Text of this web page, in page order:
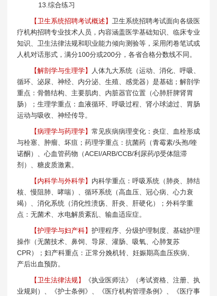
13.综合练习
【卫生系统招聘考试概述】 卫生系统招聘考试面向各级医
疗机构招聘专业技术人员，内容涵盖医学基础知识、临床专业
知识、卫生法律法规和职业能力倾向测验等，采用闭卷笔试或
人机对话形式，满分100分或200分，各省合格分数线不同。
【解剖学与生理学】
人体九大系统（运动、消化、呼吸、
循环、泌尿、神经、内分泌、生殖、感觉器）是基础；解剖学
重点：骨骼结构、主要肌肉、内脏器官位置（心肺肝脾肾胃
肠）；生理学重点：血液循环、呼吸过程、肾小球滤过、胃肠
运动与吸收、神经传导。
【病理学与药理学】 常见疾病病理变化：炎症、血栓形成
与栓塞、肿瘤、坏疽；药理学重点：抗菌药（青霉素/头孢/喹
诺酮）、心血管药物（ACEI/ARB/CCB/利尿药/β受体阻滞
剂）、糖皮质激素。
【内科学与外科学】 内科学重点：呼吸系统（肺炎、肺结
核、慢阻肺、哮喘）、循环系统（高血压、冠心病、心力衰
竭）、消化系统（消化性溃疡、肝炎、肝硬化）；外科学重
点：无菌术、水电解质紊乱、输血适应症。
【护理学与妇产科】 护理程序、分级护理制度、基础护理
操作（无菌技术、鼻饲、导尿、灌肠、吸氧、心肺复苏
CPR）；妇产科重点：正常分娩机转、妊娠期高血压疾病、
产后出血预防。
【卫生法律法规】
《执业医师法》（考试资格、注册、执
业规则）、《护士条例》、《医疗机构管理条例》、《医疗事